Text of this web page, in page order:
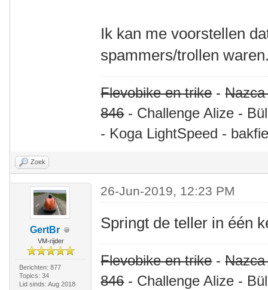
Ik kan me voorstellen
spammers/trollen
Flevobike en trike-
846- Challenge Alize -
- Koga LightSpeed -
Zoek
GertBr
VM-rijder
Berichten: 877
Topics: 34
Lid sinds: Aug 2018
26-Jun-2019, 12:23 PM
Springt de teller in één
Flevobike en trike-
846- Challenge Alize -